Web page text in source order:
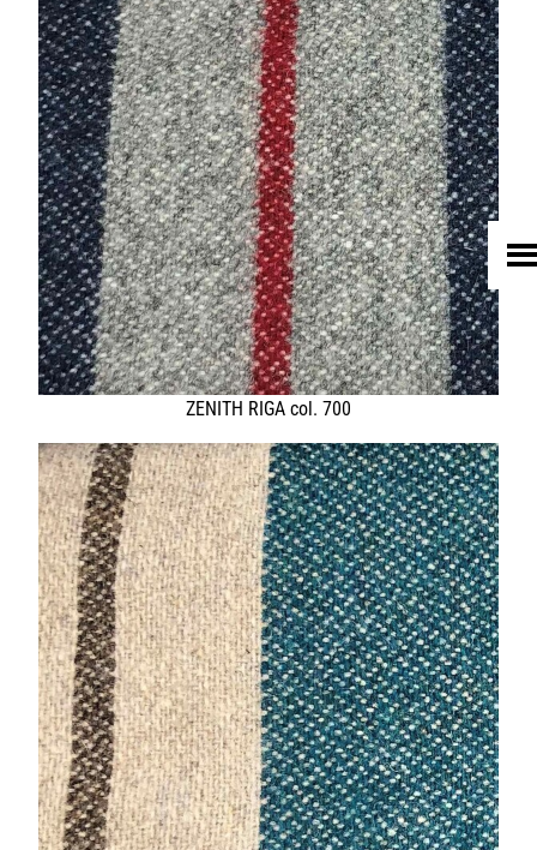
HOME
UNTERNEHMEN
LEDER
FELL
TEXTIL
ECO FRIENDLY
SHOP PELLEBELLE
PRODUKTE
DIENSTLEISTUNGEN
KNOW HOW
NEWS
KONTAKT